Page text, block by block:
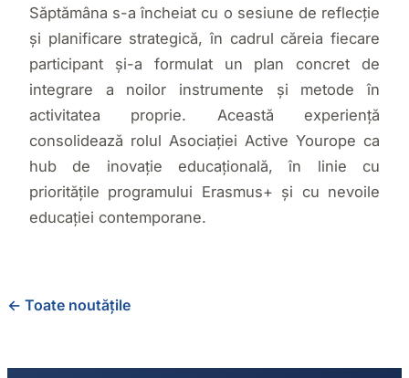
Săptămâna s-a încheiat cu o sesiune de reflecție
și planificare strategică, în cadrul căreia fiecare
participant și-a formulat un plan concret de
integrare a noilor instrumente și metode în
activitatea proprie. Această experiență
consolidează rolul Asociației Active Yourope ca
hub de inovație educațională, în linie cu
prioritățile programului Erasmus+ și cu nevoile
educației contemporane.
← Toate noutățile